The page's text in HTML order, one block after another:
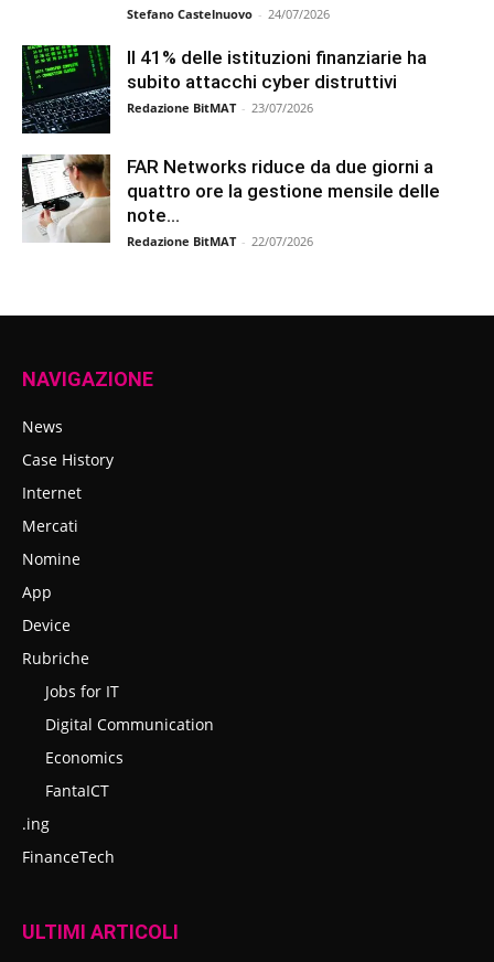
Stefano Castelnuovo - 24/07/2026
Il 41% delle istituzioni finanziarie ha
subito attacchi cyber distruttivi
Redazione BitMAT - 23/07/2026
FAR Networks riduce da due giorni a
quattro ore la gestione mensile delle
note...
Redazione BitMAT - 22/07/2026
NAVIGAZIONE
News
Case History
Internet
Mercati
Nomine
App
Device
Rubriche
Jobs for IT
Digital Communication
Economics
FantaICT
.ing
FinanceTech
ULTIMI ARTICOLI